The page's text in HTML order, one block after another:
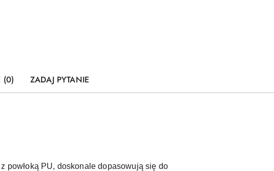
(0) ZADAJ PYTANIE
powłoką PU, doskonale dopasowują się do